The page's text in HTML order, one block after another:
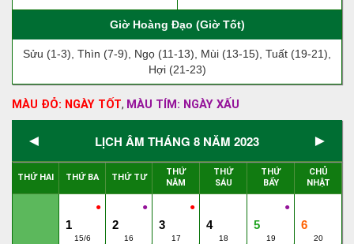
Giờ Hoàng Đạo (Giờ Tốt)
Sửu (1-3), Thìn (7-9), Ngọ (11-13), Mùi (13-15), Tuất (19-21),
Hợi (21-23)
MÀU ĐỎ: NGÀY TỐT, MÀU TÍM: NGÀY XẤU
◄ LỊCH ÂM THÁNG 8 NĂM 2023 ►
THỨ HAI THỨ BA THỨ TƯ
THỨ
NĂM
THỨ
SÁU
THỨ
BẨY
CHỦ
NHẬT
●
1
15/6
●
2
16
●
3
17
4
18
●
5
19
6
20